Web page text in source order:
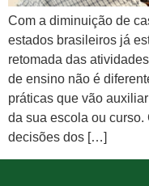
Com a diminuição de
estados brasileiros já
retomada das
de ensino não é
práticas que vão
da sua escola ou curso.
decisões dos […]